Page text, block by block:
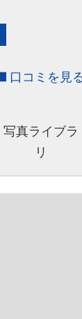
口コミを見
写真ライブラ
リ